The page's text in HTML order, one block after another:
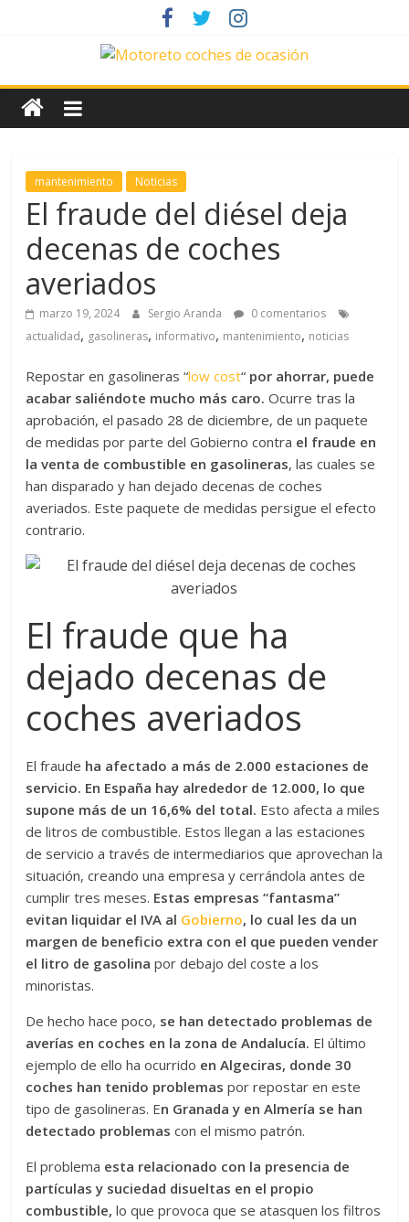
News
Motoreto
Noticias
coches
de
ocasión
mantenimiento Noticias
El fraude del diésel deja
decenas de coches
averiados
marzo 19, 2024 Sergio Aranda
0 comentarios
actualidad, gasolineras, informativo, mantenimiento, noticias
Repostar en gasolineras “low cost“ por ahorrar, puede
acabar saliéndote mucho más caro.Ocurre tras la
aprobación, el pasado 28 de diciembre, de un paquete
de medidas por parte del Gobierno contra el fraude en
la venta de combustible en gasolineras, las cuales se
han disparado y han dejado decenas de coches
averiados. Este paquete de medidas persigue el efecto
contrario.
El fraude que ha
dejado decenas de
coches averiados
El fraude ha afectado a más de 2.000 estaciones de
servicio. En España hay alrededor de 12.000, lo que
supone más de un 16,6% del total. Esto afecta a miles
de litros de combustible. Estos llegan a las estaciones
de servicio a través de intermediarios que aprovechan la
situación, creando una empresa y cerrándola antes de
cumplir tres meses. Estas empresas “fantasma”
evitan liquidar el IVA al Gobierno, lo cual les da un
margen de beneficio extra con el que pueden vender
el litro de gasolina por debajo del coste a los
minoristas.
De hecho hace poco, se han detectado problemas de
averías en coches en la zona de Andalucía. El último
ejemplo de ello ha ocurrido en Algeciras, donde 30
coches han tenido problemaspor repostar en este
tipo de gasolineras. En Granada y en Almería se han
detectado problemas con el mismo patrón.
El problema esta relacionado con la presencia de
partículas y suciedad disueltas en el propio
combustible, lo que provoca que se atasquen los filtros